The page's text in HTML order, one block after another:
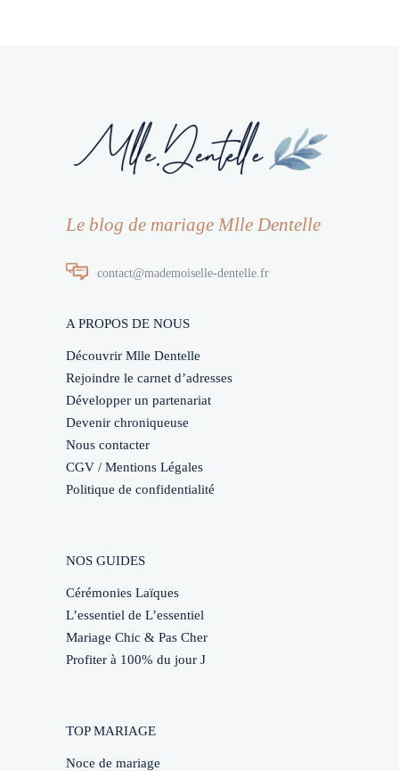
Le blog de mariage Mlle Dentelle
contact@mademoiselle-dentelle.fr
A PROPOS DE NOUS
Découvrir Mlle Dentelle
Rejoindre le carnet d’adresses
Développer un partenariat
Devenir chroniqueuse
Nous contacter
CGV / Mentions Légales
Politique de confidentialité
NOS GUIDES
Cérémonies Laïques
L’essentiel de L’essentiel
Mariage Chic & Pas Cher
Profiter à 100% du jour J
TOP MARIAGE
Noce de mariage